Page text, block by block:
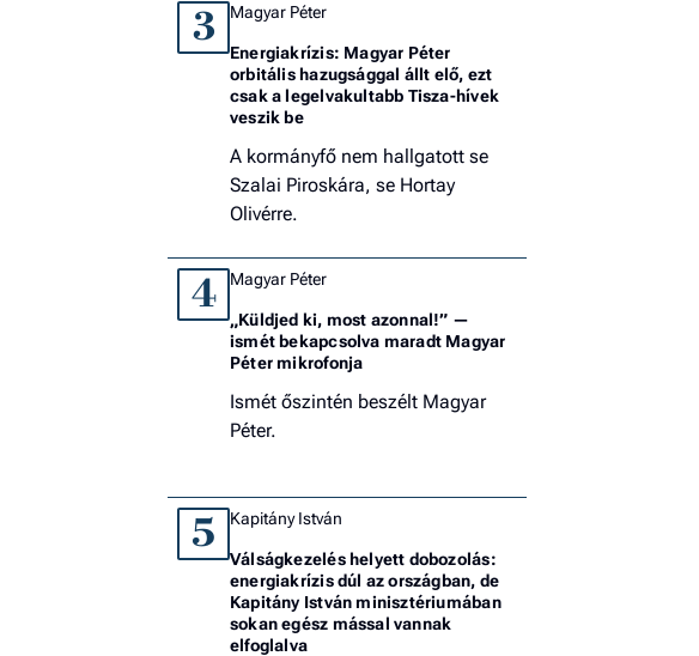
3 Magyar Péter
Energiakrízis: Magyar Péter
orbitális hazugsággal állt elő, ezt
csak a legelvakultabb Tisza-hívek
veszik be
A kormányfő nem hallgatott se
Szalai Piroskára, se Hortay
Olivérre.
4 Magyar Péter
„Küldjed ki, most azonnal!” —
ismét bekapcsolva maradt Magyar
Péter mikrofonja
Ismét őszintén beszélt Magyar
Péter.
5 Kapitány István
Válságkezelés helyett dobozolás:
energiakrízis dúl az országban, de
Kapitány István minisztériumában
sokan egész mással vannak
elfoglalva